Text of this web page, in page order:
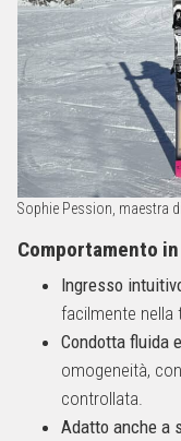
Sophie Pession, maestra
Comportamento
Ingresso
facilmente nella
Condotta fluida
omogeneità,
controllata.
Adatto anche a